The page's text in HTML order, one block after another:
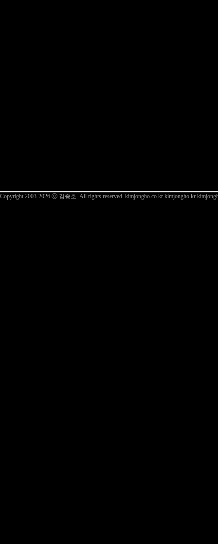
Copyright 2003-2026 ⓒ 김종호. All rights reserved. kimjongho.co.kr kimjongho.kr